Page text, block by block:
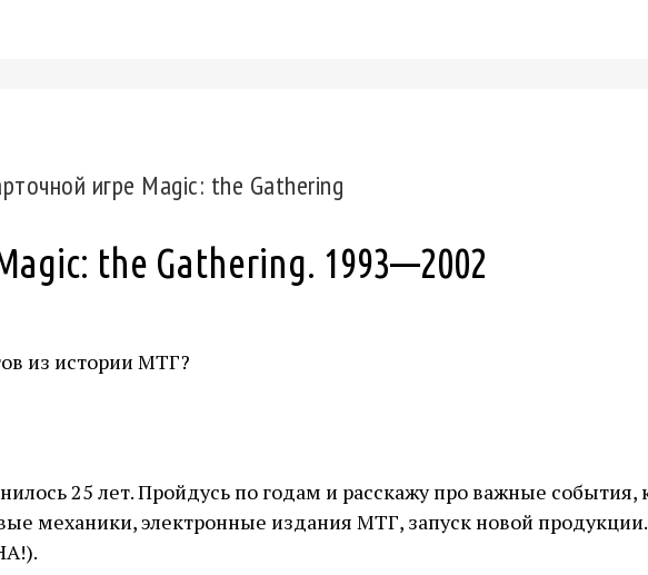
игре Magic: the Gathering
the Gathering. 1993—2002
из истории МТГ?
25 лет. Пройдусь по годам и расскажу про важные
механики, электронные издания МТГ, запуск новой